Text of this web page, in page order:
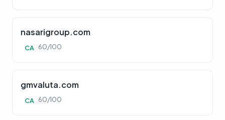
nasarigroup.com
CA 60/100
gmvaluta.com
CA 60/100